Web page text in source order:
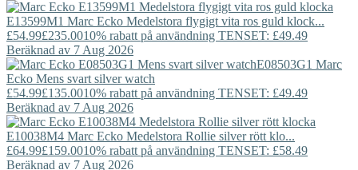
E13599M1 Marc Ecko Medelstora flygigt vita ros guld klock...
£54.99£235.0010% rabatt på användning TENSET: £49.49
Beräknad av 7 Aug 2026
E08503G1 Marc
Ecko Mens svart silver watch
£54.99£135.0010% rabatt på användning TENSET: £49.49
Beräknad av 7 Aug 2026
E10038M4 Marc Ecko Medelstora Rollie silver rött klo...
£64.99£159.0010% rabatt på användning TENSET: £58.49
Beräknad av 7 Aug 2026